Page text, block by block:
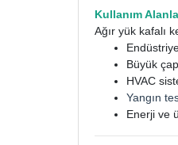
Kullanım
Ağır yük kafalı
Büyük
HVAC
Yangın
Enerji ve